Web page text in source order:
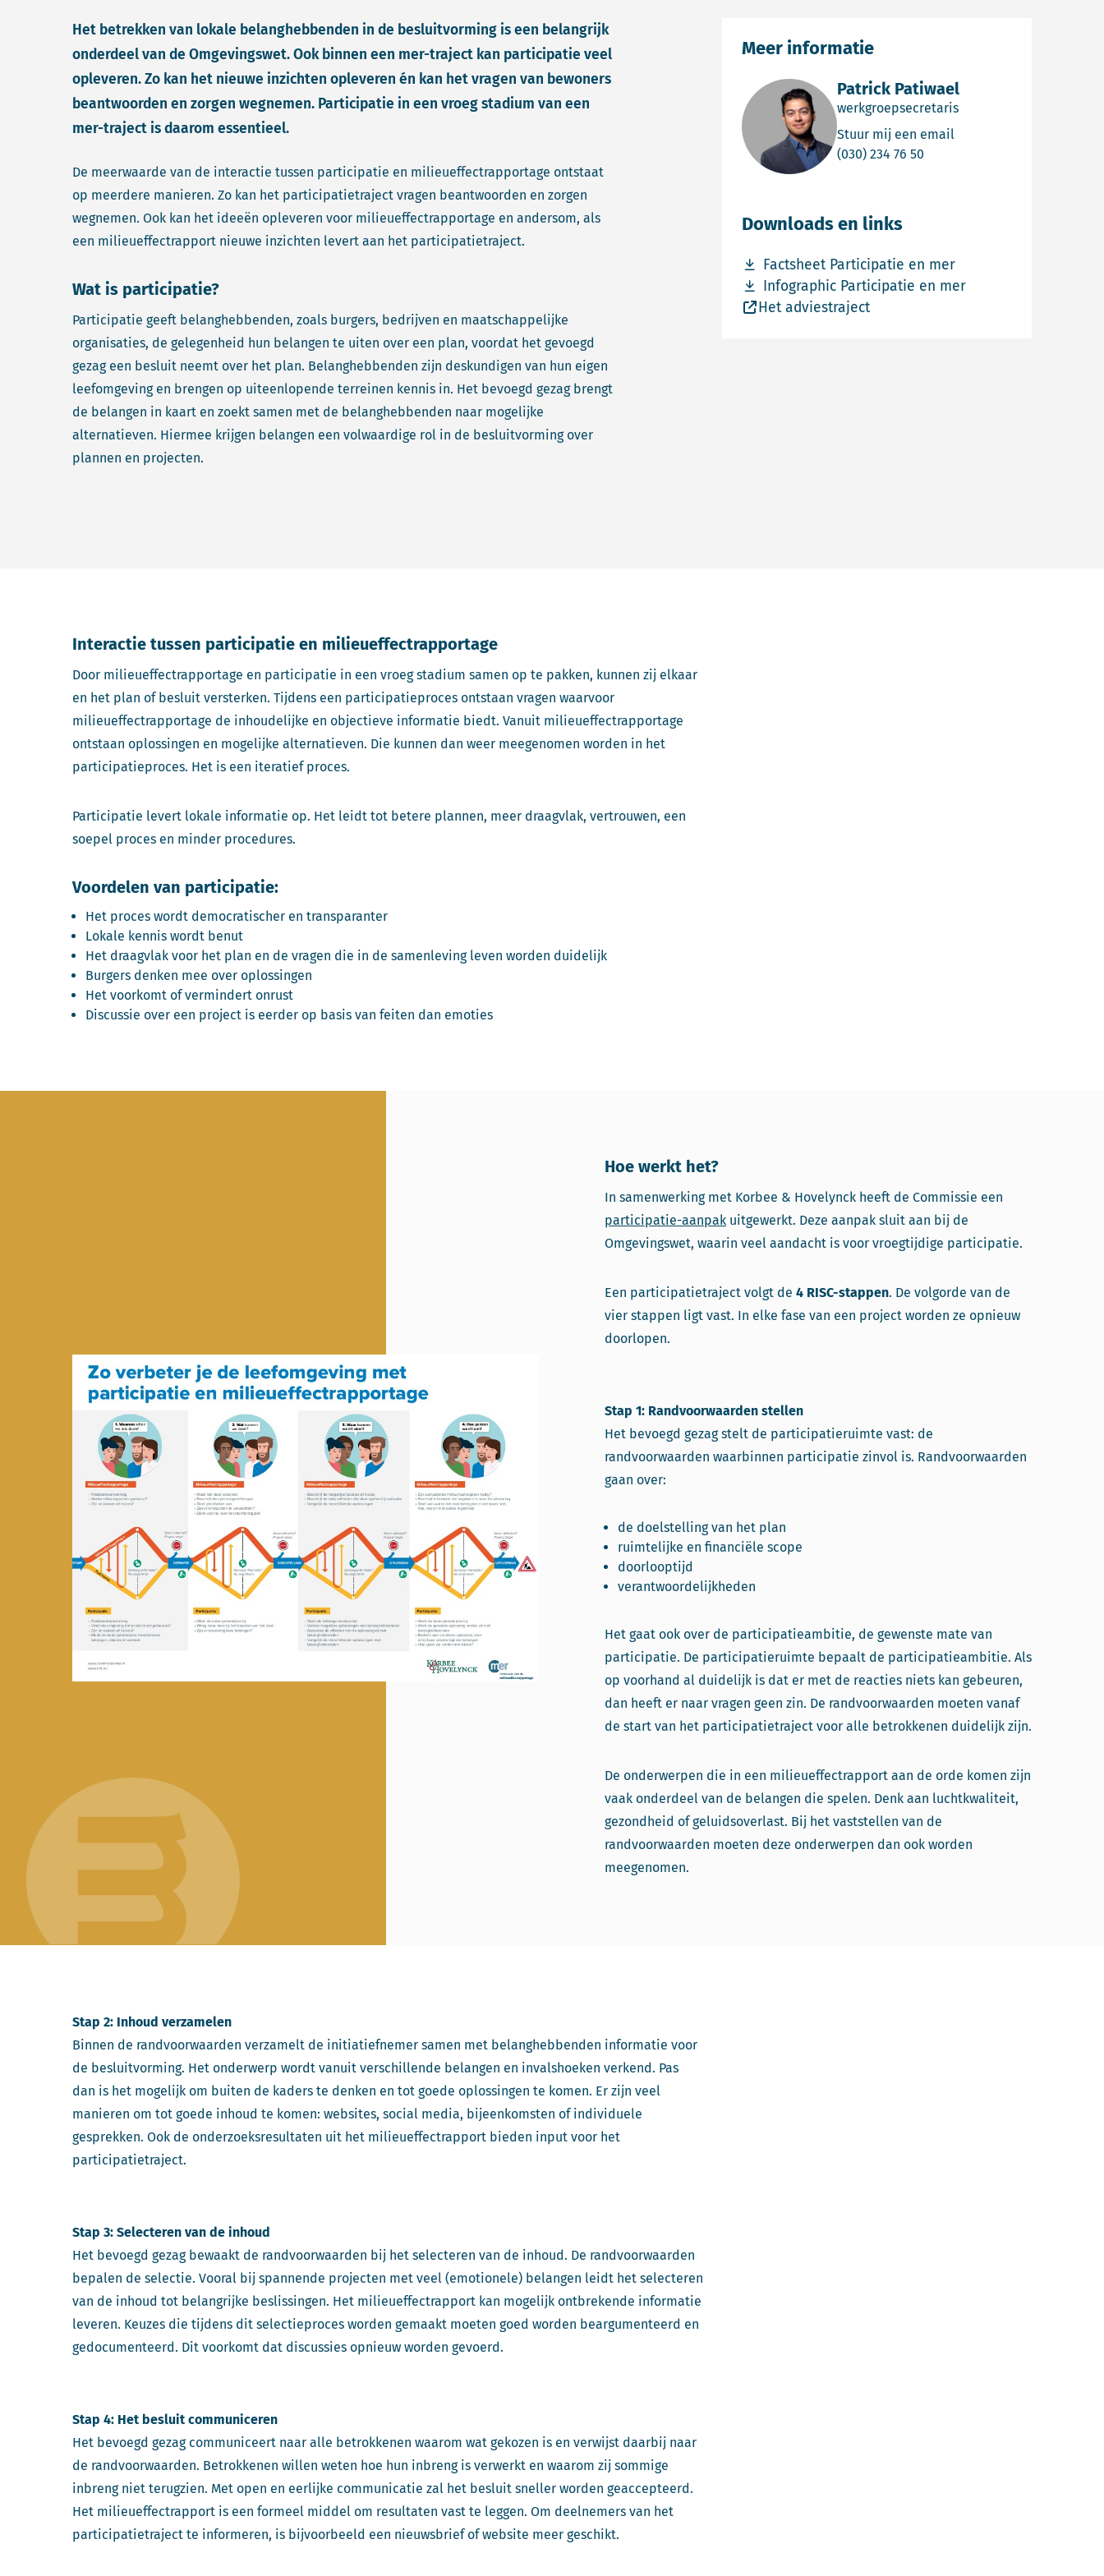
Het betrekken van lokale belanghebbenden in de besluitvorming is een belangrijk
onderdeel van de Omgevingswet. Ook binnen een mer-traject kan participatie veel
opleveren. Zo kan het nieuwe inzichten opleveren én kan het vragen van bewoners
beantwoorden en zorgen wegnemen. Participatie in een vroeg stadium van een
mer-traject is daarom essentieel.
De meerwaarde van de interactie tussen participatie en milieueffectrapportage ontstaat
op meerdere manieren. Zo kan het participatietraject vragen beantwoorden en zorgen
wegnemen. Ook kan het ideeën opleveren voor milieueffectrapportage en andersom, als
een milieueffectrapport nieuwe inzichten levert aan het participatietraject.
Wat is participatie?
Participatie geeft belanghebbenden, zoals burgers, bedrijven en maatschappelijke
organisaties, de gelegenheid hun belangen te uiten over een plan, voordat het gevoegd
gezag een besluit neemt over het plan. Belanghebbenden zijn deskundigen van hun eigen
leefomgeving en brengen op uiteenlopende terreinen kennis in. Het bevoegd gezag brengt
de belangen in kaart en zoekt samen met de belanghebbenden naar mogelijke
alternatieven. Hiermee krijgen belangen een volwaardige rol in de besluitvorming over
plannen en projecten.
Patrick Patiwael
werkgroepsecretaris
Stuur mij een email
(030) 234 76 50
Meer informatie
Downloads en links
Factsheet Participatie en mer
Download bestand Factsheet-Participatie-en-mer.pdf
Infographic Participatie en mer
Download bestand Infographic-Participatie-en-mer.pdf
Het adviestraject
Interactie tussen participatie en milieueffectrapportage
Door milieueffectrapportage en participatie in een vroeg stadium samen op te pakken, kunnen zij elkaar
en het plan of besluit versterken. Tijdens een participatieproces ontstaan vragen waarvoor
milieueffectrapportage de inhoudelijke en objectieve informatie biedt. Vanuit milieueffectrapportage
ontstaan oplossingen en mogelijke alternatieven. Die kunnen dan weer meegenomen worden in het
participatieproces. Het is een iteratief proces.
Participatie levert lokale informatie op. Het leidt tot betere plannen, meer draagvlak, vertrouwen, een
soepel proces en minder procedures.
Voordelen van participatie:
Het proces wordt democratischer en transparanter
Lokale kennis wordt benut
Het draagvlak voor het plan en de vragen die in de samenleving leven worden duidelijk
Burgers denken mee over oplossingen
Het voorkomt of vermindert onrust
Discussie over een project is eerder op basis van feiten dan emoties
Hoe werkt het?
In samenwerking met Korbee & Hovelynck heeft de Commissie een
participatie-aanpak uitgewerkt. Deze aanpak sluit aan bij de
Omgevingswet, waarin veel aandacht is voor vroegtijdige participatie.
Een participatietraject volgt de 4 RISC-stappen. De volgorde van de
vier stappen ligt vast. In elke fase van een project worden ze opnieuw
doorlopen.
Stap 1: Randvoorwaarden stellen
Het bevoegd gezag stelt de participatieruimte vast: de
randvoorwaarden waarbinnen participatie zinvol is. Randvoorwaarden
gaan over:
de doelstelling van het plan
ruimtelijke en financiële scope
doorlooptijd
verantwoordelijkheden
Het gaat ook over de participatieambitie, de gewenste mate van
participatie. De participatieruimte bepaalt de participatieambitie. Als
op voorhand al duidelijk is dat er met de reacties niets kan gebeuren,
dan heeft er naar vragen geen zin. De randvoorwaarden moeten vanaf
de start van het participatietraject voor alle betrokkenen duidelijk zijn.
De onderwerpen die in een milieueffectrapport aan de orde komen zijn
vaak onderdeel van de belangen die spelen. Denk aan luchtkwaliteit,
gezondheid of geluidsoverlast. Bij het vaststellen van de
randvoorwaarden moeten deze onderwerpen dan ook worden
meegenomen.
Stap 2: Inhoud verzamelen
Binnen de randvoorwaarden verzamelt de initiatiefnemer samen met belanghebbenden informatie voor
de besluitvorming. Het onderwerp wordt vanuit verschillende belangen en invalshoeken verkend. Pas
dan is het mogelijk om buiten de kaders te denken en tot goede oplossingen te komen. Er zijn veel
manieren om tot goede inhoud te komen: websites, social media, bijeenkomsten of individuele
gesprekken. Ook de onderzoeksresultaten uit het milieueffectrapport bieden input voor het
participatietraject.
Stap 3: Selecteren van de inhoud
Het bevoegd gezag bewaakt de randvoorwaarden bij het selecteren van de inhoud. De randvoorwaarden
bepalen de selectie. Vooral bij spannende projecten met veel (emotionele) belangen leidt het selecteren
van de inhoud tot belangrijke beslissingen. Het milieueffectrapport kan mogelijk ontbrekende informatie
leveren. Keuzes die tijdens dit selectieproces worden gemaakt moeten goed worden beargumenteerd en
gedocumenteerd. Dit voorkomt dat discussies opnieuw worden gevoerd.
Stap 4: Het besluit communiceren
Het bevoegd gezag communiceert naar alle betrokkenen waarom wat gekozen is en verwijst daarbij naar
de randvoorwaarden. Betrokkenen willen weten hoe hun inbreng is verwerkt en waarom zij sommige
inbreng niet terugzien. Met open en eerlijke communicatie zal het besluit sneller worden geaccepteerd.
Het milieueffectrapport is een formeel middel om resultaten vast te leggen. Om deelnemers van het
participatietraject te informeren, is bijvoorbeeld een nieuwsbrief of website meer geschikt.